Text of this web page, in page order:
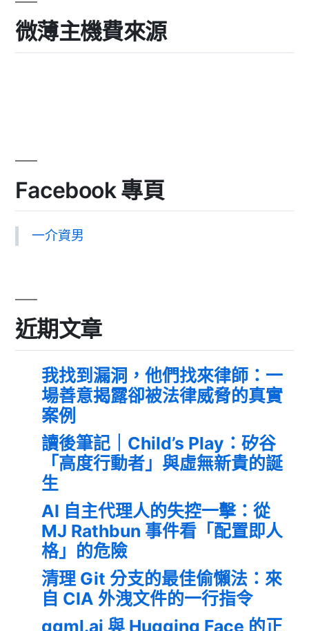
微薄主機費來源
Facebook 專頁
一介資男
近期文章
我找到漏洞，他們找來律師：一
場善意揭露卻被法律威脅的真實
案例
讀後筆記｜Child’s Play：矽谷
「高度行動者」與虛無新貴的誕
生
AI 自主代理人的失控一擊：從
MJ Rathbun 事件看「配置即人
格」的危險
清理 Git 分支的最佳偷懶法：來
自 CIA 外洩文件的一行指令
ggml.ai 與 Hugging Face 的正